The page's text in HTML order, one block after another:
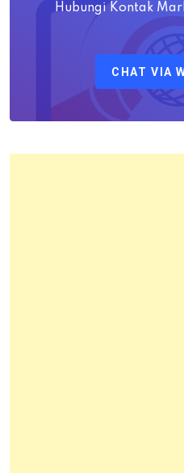
Pertanahan
Kota
Hubungi Kontak
CHAT VIA